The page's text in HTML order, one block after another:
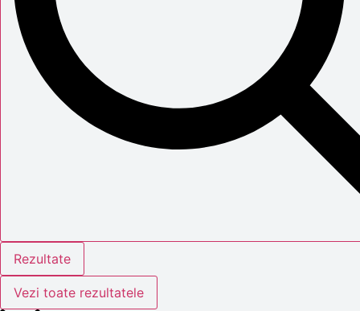
Rezultate
Vezi toate rezultatele